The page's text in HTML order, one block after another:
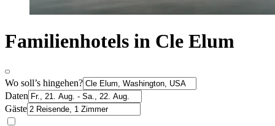
Familienhotels in Cle Elum
Wo soll’s hingehen?
Daten
Gäste